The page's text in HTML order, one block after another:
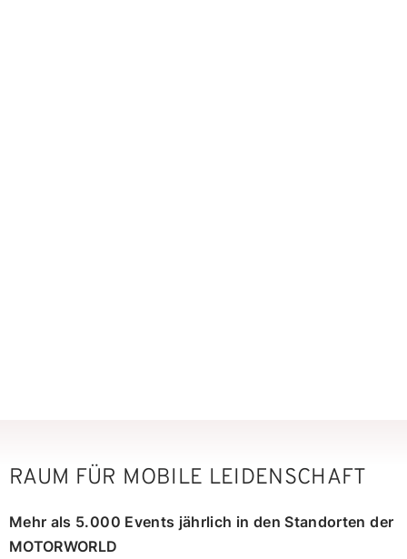
RAUM FÜR MOBILE LEIDENSCHAFT
Mehr als 5.000 Events jährlich in den Standorten der
MOTORWORLD